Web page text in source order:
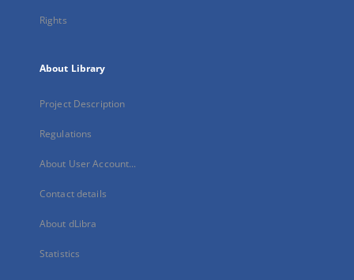
Rights
About Library
Project Description
Regulations
About User Account...
Contact details
About dLibra
Statistics